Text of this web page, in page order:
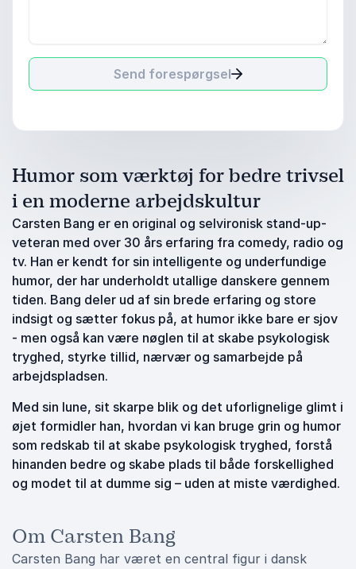
Send forespørgsel
Humor som værktøj for bedre trivsel
i en moderne arbejdskultur
Carsten Bang er en original og selvironisk stand-up-
veteran med over 30 års erfaring fra comedy, radio og
tv. Han er kendt for sin intelligente og underfundige
humor, der har underholdt utallige danskere gennem
tiden. Bang deler ud af sin brede erfaring og store
indsigt og sætter fokus på, at humor ikke bare er sjov
- men også kan være nøglen til at skabe psykologisk
tryghed, styrke tillid, nærvær og samarbejde på
arbejdspladsen.
Med sin lune, sit skarpe blik og det uforlignelige glimt i
øjet formidler han, hvordan vi kan bruge grin og humor
som redskab til at skabe psykologisk tryghed, forstå
hinanden bedre og skabe plads til både forskellighed
og modet til at dumme sig – uden at miste værdighed.
Om Carsten Bang
Carsten Bang har været en central figur i dansk